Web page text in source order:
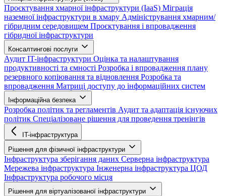
Проєктування хмарної інфраструктури (IaaS) Міграція
наземної інфраструктури в хмару Адміністрування хмарним/
гібридним середовищем Проєктування і впровадження
гібридної інфраструктури
Консалтингові послуги
Аудит IT-інфраструктури Оцінка та налаштування
продуктивності та ємності Розробка і впровадження плану
резервного копіювання та відновлення Розробка та
впровадження Матриці доступу до інформаційних систем
Інформаційна безпека
Розробка політик та регламентів Аудит та адаптація існуючих
політик Спеціалізоване рішення для проведення тренінгів
IT-інфраструктура
Рішення для фізичної інфраструктури
Інфраструктура зберігання даних Серверна інфраструктура
Мережева інфраструктура Інженерна інфраструктура ЦОД
Інфраструктура робочого місця
Рішення для віртуалізованої інфраструктури